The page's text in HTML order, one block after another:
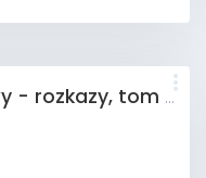
Pisma - mowy - rozkazy, tom VIII